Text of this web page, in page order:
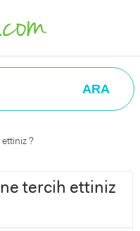
ARA
?
tercih ettiniz